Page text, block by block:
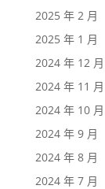
2025 年 2 月
2025 年 1 月
2024 年 12 月
2024 年 11 月
2024 年 10 月
2024 年 9 月
2024 年 8 月
2024 年 7 月